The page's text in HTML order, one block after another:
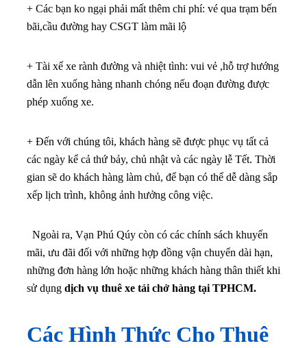
+ Các bạn ko ngại phải mất thêm chi phí: vé qua trạm bến
bãi,cầu đường hay CSGT làm mãi lộ
+ Tài xế xe rành đường và nhiệt tình: vui vẻ ,hỗ trợ hướng
dẫn lên xuống hàng nhanh chóng nếu đoạn đường được
phép xuống xe.
+ Đến với chúng tôi, khách hàng sẽ được phục vụ tất cả
các ngày kể cả thứ bảy, chủ nhật và các ngày lễ Tết. Thời
gian sẽ do khách hàng làm chủ, để bạn có thể dễ dàng sắp
xếp lịch trình, không ảnh hưởng công việc.
Ngoài ra, Vạn Phú Qúy còn có các chính sách khuyến
mãi, ưu đãi đối với những hợp đồng vận chuyển dài hạn,
những đơn hàng lớn hoặc những khách hàng thân thiết khi
sử dụng dịch vụ thuê xe tải chở hàng tại TPHCM.
Các Hình Thức Cho Thuê